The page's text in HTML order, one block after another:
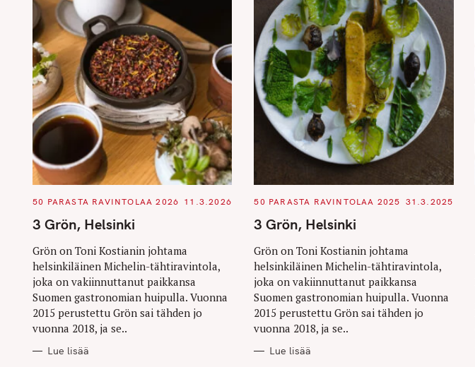
C
T
E
O
R
I
S
50 PARASTA RAVINTOLAA 2026 11.3.2026
3 Grön, Helsinki
Grön on Toni Kostianin johtama
helsinkiläinen Michelin-tähtiravintola,
joka on vakiinnuttanut paikkansa
Suomen gastronomian huipulla. Vuonna
2015 perustettu Grön sai tähden jo
vuonna 2018, ja se..
Lue lisää
C
T
E
O
R
I
S
50 PARASTA RAVINTOLAA 2025 31.3.2025
3 Grön, Helsinki
Grön on Toni Kostianin johtama
helsinkiläinen Michelin-tähtiravintola,
joka on vakiinnuttanut paikkansa
Suomen gastronomian huipulla. Vuonna
2015 perustettu Grön sai tähden jo
vuonna 2018, ja se..
Lue lisää